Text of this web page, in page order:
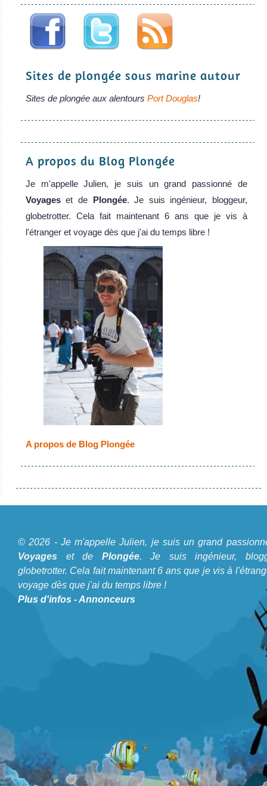
Sites de plongée sous marine autour
Sites de plongée aux alentours Port Douglas!
A propos du Blog Plongée
Je m'appelle Julien, je suis un grand passionné de
Voyageset de Plongée. Je suis ingénieur, bloggeur,
globetrotter. Cela fait maintenant 6 ans que je vis à
l'étranger et voyage dès que j'ai du temps libre !
A propos de Blog Plongée
© 2026 - Je m'appelle Julien, je suis un grand
Voyages et de Plongée. Je suis ingénieur,
globetrotter. Cela fait maintenant 6 ans que je vis à
voyage dès que j'ai du temps libre !
Plus d'infos -Annonceurs